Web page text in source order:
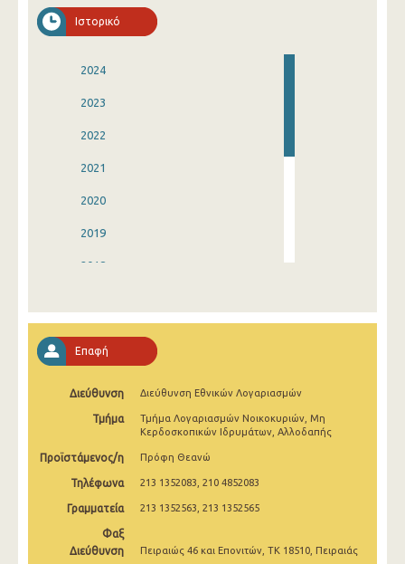
Ιστορικό
2024
2023
2022
2021
2020
2019
2018
2015
2014
2013
1993
Επαφή
Διεύθυνση Διεύθυνση Εθνικών Λογαριασμών
Τμήμα
Τμήμα Λογαριασμών Νοικοκυριών, Μη
Κερδοσκοπικών Ιδρυμάτων, Αλλοδαπής
Προϊστάμενος/η Πρόφη Θεανώ
Τηλέφωνα 213 1352083, 210 4852083
Γραμματεία 213 1352563, 213 1352565
Φαξ
Διεύθυνση
Πειραιώς 46 και Επονιτών, ΤΚ 18510, Πειραιάς